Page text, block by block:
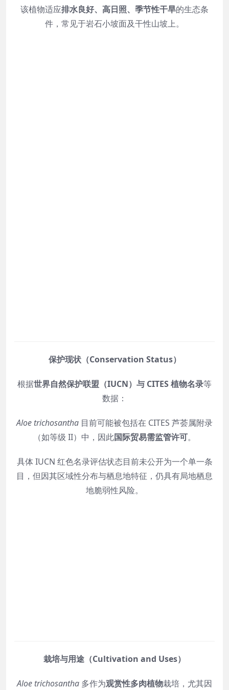
该植物适应排水良好、高日照、季节性干旱的生态条
件，常见于岩石小坡面及干性山坡上。
保护现状（Conservation Status）
根据世界自然保护联盟（IUCN）与 CITES 植物名录等
数据：
Aloe trichosantha 目前可能被包括在 CITES 芦荟属附录
（如等级 II）中，因此国际贸易需监管许可。
具体 IUCN 红色名录评估状态目前未公开为一个单一条
目，但因其区域性分布与栖息地特征，仍具有局地栖息
地脆弱性风险。
栽培与用途（Cultivation and Uses）
Aloe trichosantha 多作为观赏性多肉植物栽培，尤其因